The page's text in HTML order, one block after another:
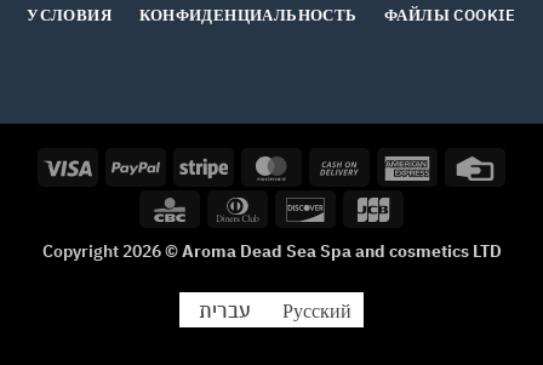
УСЛОВИЯ КОНФИДЕНЦИАЛЬНОСТЬ ФАЙЛЫ COOKIE
Visa PayPal Stripe MasterCardCash
On
Delivery
American
Dinners
Discover
Copyright 2026 ©Aroma Dead Sea Spa and cosmetics LTD
עברית Русский